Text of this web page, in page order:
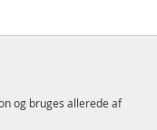
og bruges allerede af